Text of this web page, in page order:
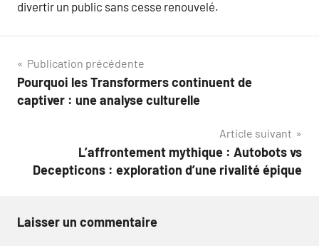
divertir un public sans cesse renouvelé.
Navigation
de
Publication précédente
Pourquoi les Transformers continuent de
captiver : une analyse culturelle
Article suivant
L’affrontement mythique : Autobots vs
Decepticons : exploration d’une rivalité épique
Laisser un commentaire